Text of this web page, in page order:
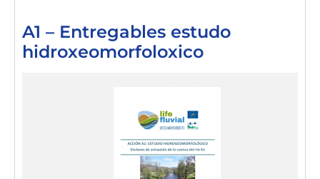
A1 – Entregables estudo
hidroxeomorfoloxico